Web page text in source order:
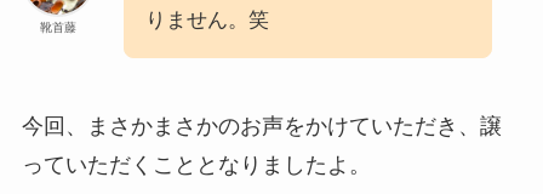
靴首藤
りません。笑
今回、まさかまさかのお声をかけていただき、譲
っていただくこととなりましたよ。